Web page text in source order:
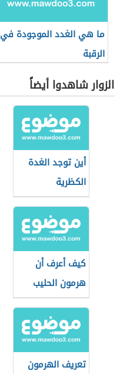
ما هي الغدد الموجودة في
الرقبة
الزوار شاهدوا أيضاً
أين توجد الغدة
الكظرية
كيف أعرف أن
هرمون الحليب
مرتفع
تعريف الهرمون